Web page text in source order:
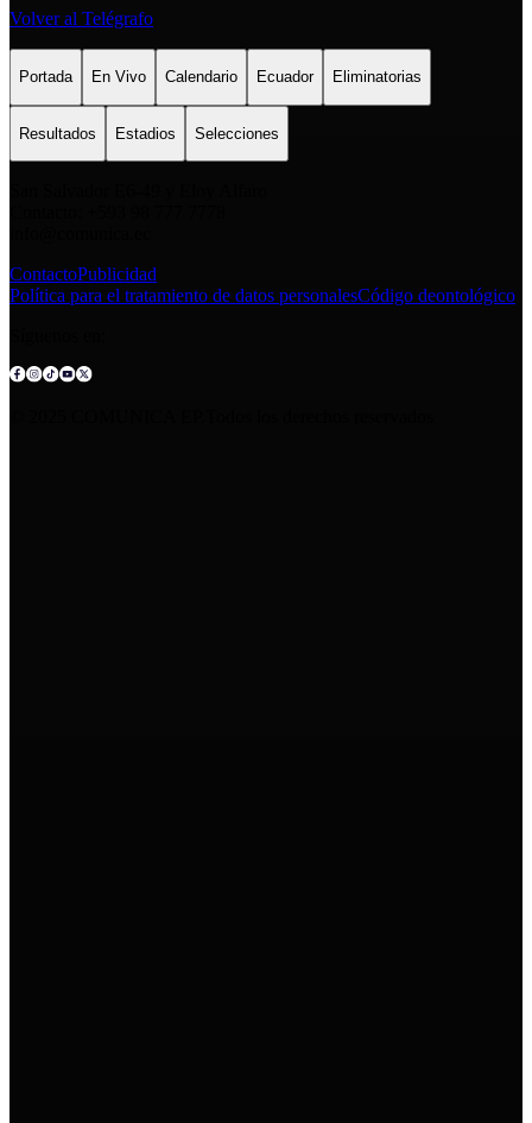
Volver al Telégrafo
Portada En Vivo Calendario Ecuador Eliminatorias
Resultados Estadios Selecciones
ContactoPublicidad
Política para el tratamiento de datos personalesCódigo deontológico